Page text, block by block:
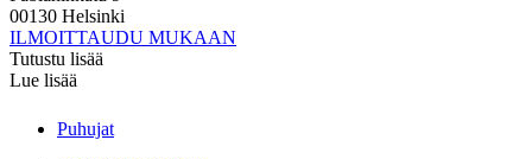
00130 Helsinki
ILMOITTAUDU MUKAAN
Tutustu lisää
Lue lisää
Puhujat